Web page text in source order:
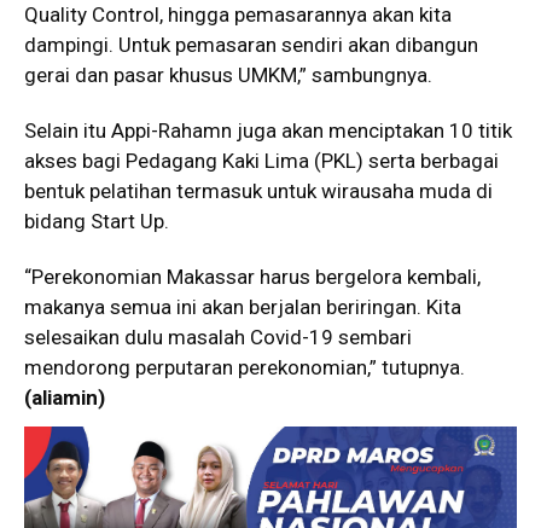
Quality Control, hingga pemasarannya akan kita
dampingi. Untuk pemasaran sendiri akan dibangun
gerai dan pasar khusus UMKM,” sambungnya.
Selain itu Appi-Rahamn juga akan menciptakan 10 titik
akses bagi Pedagang Kaki Lima (PKL) serta berbagai
bentuk pelatihan termasuk untuk wirausaha muda di
bidang Start Up.
“Perekonomian Makassar harus bergelora kembali,
makanya semua ini akan berjalan beriringan. Kita
selesaikan dulu masalah Covid-19 sembari
mendorong perputaran perekonomian,” tutupnya.
(aliamin)